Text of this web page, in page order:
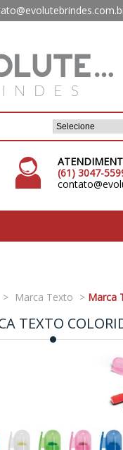
(61) 3047-
> Marca Texto > Marca
TEXTO